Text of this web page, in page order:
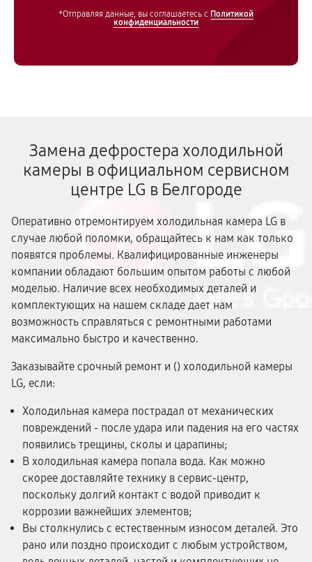
*Отправляя данные, вы соглашаетесь с Политикой
конфиденциальности
Замена дефростера холодильной
камеры в официальном сервисном
центре LG в Белгороде
Оперативно отремонтируем холодильная камера LG в
случае любой поломки, обращайтесь к нам как только
появятся проблемы. Квалифицированные инженеры
компании обладают большим опытом работы с любой
моделью. Наличие всех необходимых деталей и
комплектующих на нашем складе дает нам
возможность справляться с ремонтными работами
максимально быстро и качественно.
Заказывайте срочный ремонт и () холодильной камеры
LG, если:
Холодильная камера пострадал от механических
повреждений - после удара или падения на его частях
появились трещины, сколы и царапины;
В холодильная камера попала вода. Как можно
скорее доставляйте технику в сервис-центр,
поскольку долгий контакт с водой приводит к
коррозии важнейших элементов;
Вы столкнулись с естественным износом деталей. Это
рано или поздно происходит с любым устройством,